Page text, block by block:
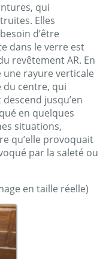
qui
Elles
d’être
dans le verre est
revêtement AR. En
une rayure verticale
du centre, qui
jusqu’en
en quelques
situations,
qu’elle provoquait
par la saleté ou
en taille réelle)